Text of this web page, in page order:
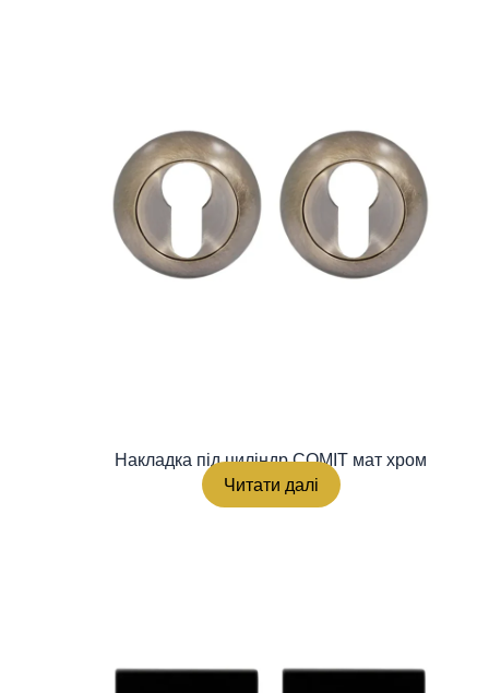
Накладка під циліндр COMIT мат хром
Читати далі